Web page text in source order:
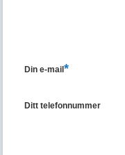
Din e-mail*
Ditt telefonnummer